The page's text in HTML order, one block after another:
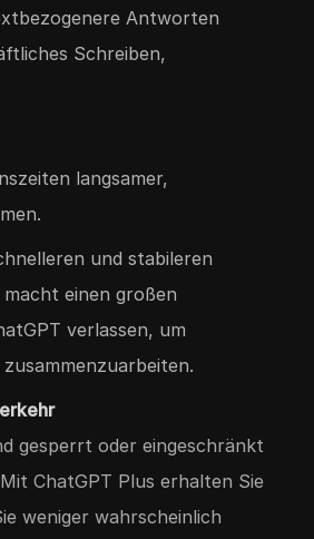
Antworten
Schreiben,
langsamer,
und stabileren
einen großen
verlassen, um
gesperrt oder eingeschränkt
ChatGPT Plus erhalten Sie
weniger wahrscheinlich